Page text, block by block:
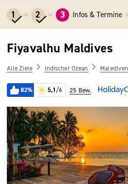
1 2 3 Infos & Termine
Fiyavalhu Maldives
Alle Ziele Indischer Ozean Malediven
82% 5,1/6 25 Bew.